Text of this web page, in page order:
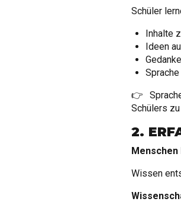
Schüler
Inhalte
Ideen
👉
Schülers
2.
Wissen